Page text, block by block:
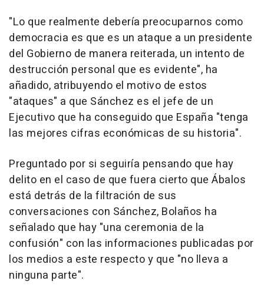
"Lo que realmente debería preocuparnos como
democracia es que es un ataque a un presidente
del Gobierno de manera reiterada, un intento de
destrucción personal que es evidente", ha
añadido, atribuyendo el motivo de estos
"ataques" a que Sánchez es el jefe de un
Ejecutivo que ha conseguido que España "tenga
las mejores cifras económicas de su historia".
Preguntado por si seguiría pensando que hay
delito en el caso de que fuera cierto que Ábalos
está detrás de la filtración de sus
conversaciones con Sánchez, Bolaños ha
señalado que hay "una ceremonia de la
confusión" con las informaciones publicadas por
los medios a este respecto y que "no lleva a
ninguna parte".